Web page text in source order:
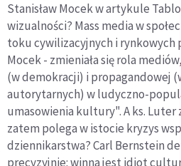
Stanisław Mocek w artykule
wizualności? Mass media w
toku cywilizacyjnych i rynkowych
Mocek - zmieniała się rola
(w demokracji) i propagandowej
autorytarnych) w ludyczno-
umasowienia kultury". A ks. Luter
zatem polega w istocie kryzys
dziennikarstwa? Carl Bernstein
precyzyjnie: winna jest idiot